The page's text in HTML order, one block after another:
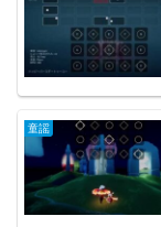
童謡